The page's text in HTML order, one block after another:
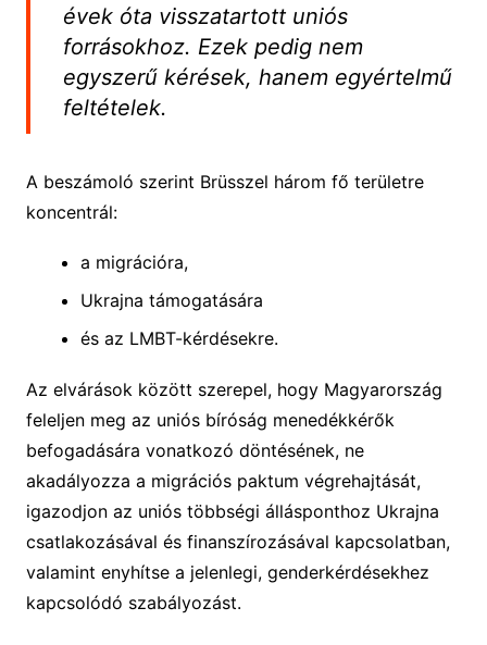
évek óta visszatartott uniós
forrásokhoz. Ezek pedig nem
egyszerű kérések, hanem egyértelmű
feltételek.
A beszámoló szerint Brüsszel három fő területre
koncentrál:
a migrációra,
Ukrajna támogatására
és az LMBT-kérdésekre.
Az elvárások között szerepel, hogy Magyarország
feleljen meg az uniós bíróság menedékkérők
befogadására vonatkozó döntésének, ne
akadályozza a migrációs paktum végrehajtását,
igazodjon az uniós többségi állásponthoz Ukrajna
csatlakozásával és finanszírozásával kapcsolatban,
valamint enyhítse a jelenlegi, genderkérdésekhez
kapcsolódó szabályozást.